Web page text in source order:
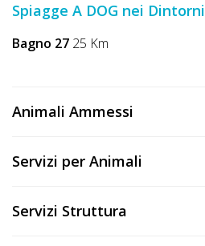
DOG
CODICE
Tutorial
Spiagge A DOG nei Dintorni
Bagno 27 25 Km
Animali Ammessi
Servizi per Animali
Servizi Struttura